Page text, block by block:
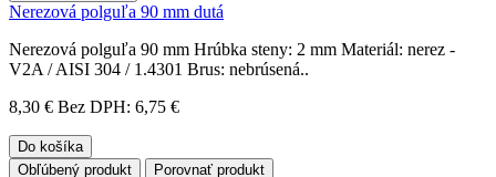
Nerezová polguľa 90 mm dutá
Nerezová polguľa 90 mm Hrúbka steny: 2 mm Materiál: nerez -
V2A / AISI 304 / 1.4301 Brus: nebrúsená..
8,30 € Bez DPH: 6,75 €
Do košíka
Obľúbený produkt
Porovnať produkt